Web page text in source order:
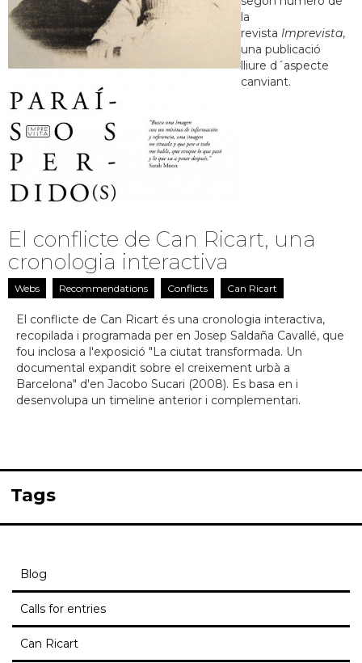
la
revista Imprevista,
una publicació
lliure d´aspecte
canviant.
El conflicte de Can Ricart, una
cronologia interactiva
Webs Recommendations Conflicts Can Ricart
El conflicte de Can Ricart és una cronologia interactiva,
recopilada i programada per en Josep Saldaña Cavallé, que
fou inclosa a l'exposició "La ciutat transformada. Un
documental expandit sobre el creixement urbà a
Barcelona" d'en Jacobo Sucari (2008). Es basa en i
desenvolupa un timeline anterior i complementari.
Tags
Blog
Calls for entries
Can Ricart